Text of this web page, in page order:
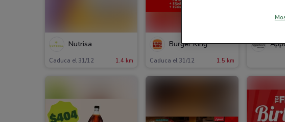
Nutrisa
Caduca el 31/12 1.4 km
Burger King
Caduca el 31/12 1.5 km